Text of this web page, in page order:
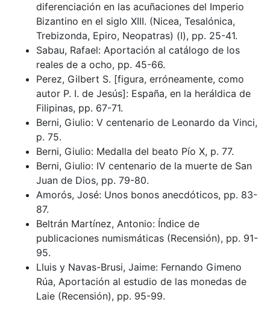
diferenciación en las acuñaciones del Imperio
Bizantino en el siglo XIII. (Nicea, Tesalónica,
Trebizonda, Epiro, Neopatras) (I), pp. 25-41.
Sabau, Rafael: Aportación al catálogo de los
reales de a ocho, pp. 45-66.
Perez, Gilbert S. [figura, erróneamente, como
autor P. I. de Jesús]: España, en la heráldica de
Filipinas, pp. 67-71.
Berni, Giulio: V centenario de Leonardo da Vinci,
p. 75.
Berni, Giulio: Medalla del beato Pío X, p. 77.
Berni, Giulio: IV centenario de la muerte de San
Juan de Dios, pp. 79-80.
Amorós, José: Unos bonos anecdóticos, pp. 83-
87.
Beltrán Martínez, Antonio: Índice de
publicaciones numismáticas (Recensión), pp. 91-
95.
Lluis y Navas-Brusi, Jaime: Fernando Gimeno
Rúa, Aportación al estudio de las monedas de
Laie (Recensión), pp. 95-99.